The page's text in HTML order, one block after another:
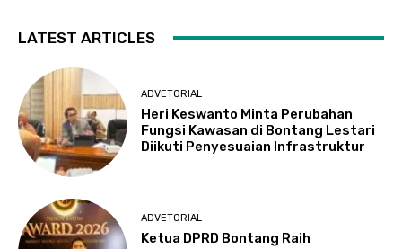
LATEST ARTICLES
ADVETORIAL
Heri Keswanto Minta Perubahan
Fungsi Kawasan di Bontang Lestari
Diikuti Penyesuaian Infrastruktur
ADVETORIAL
Ketua DPRD Bontang Raih